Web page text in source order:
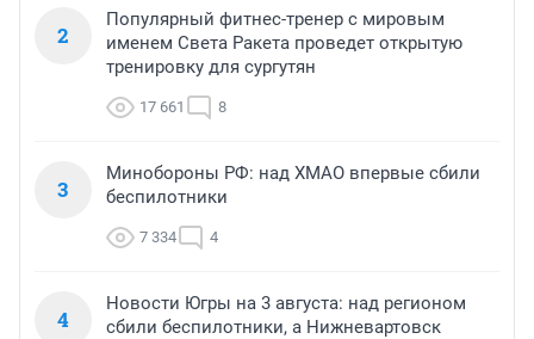
2
Популярный фитнес-тренер с мировым
именем Света Ракета проведет открытую
тренировку для сургутян
17 661 8
3
Минобороны РФ: над ХМАО впервые сбили
беспилотники
7 334 4
4
Новости Югры на 3 августа: над регионом
сбили беспилотники, а Нижневартовск